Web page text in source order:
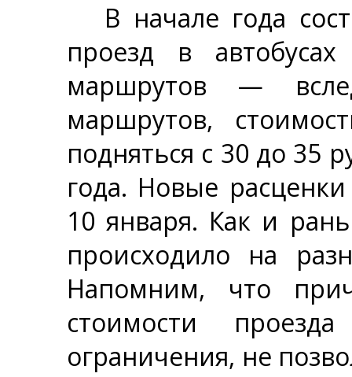
В начале года
проезд в
маршрутов —
маршрутов,
подняться с 30 до 35
года. Новые
10 января. Как и
происходило на
Напомним, что
стоимости
ограничения, не